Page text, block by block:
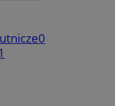
0
1